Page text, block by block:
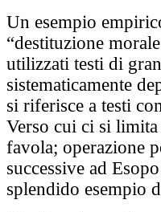
Un esempio
“destituzione
utilizzati testi di
sistematicamente
si riferisce a testi
Verso cui ci si limita
favola; operazione
successive ad
splendido esempio